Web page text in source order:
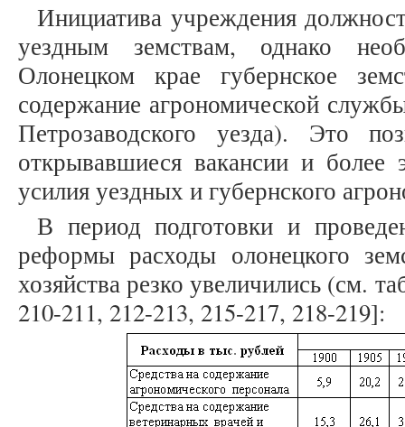
Инициатива учреждения
уездным земствам, однако
Олонецком крае губернское
содержание агрономической
Петрозаводского уезда). Это
открывавшиеся вакансии и более
усилия уездных и губернского
В период подготовки и
реформы расходы олонецкого
хозяйства резко увеличились (см.
210-211, 212-213, 215-217, 218-219]: